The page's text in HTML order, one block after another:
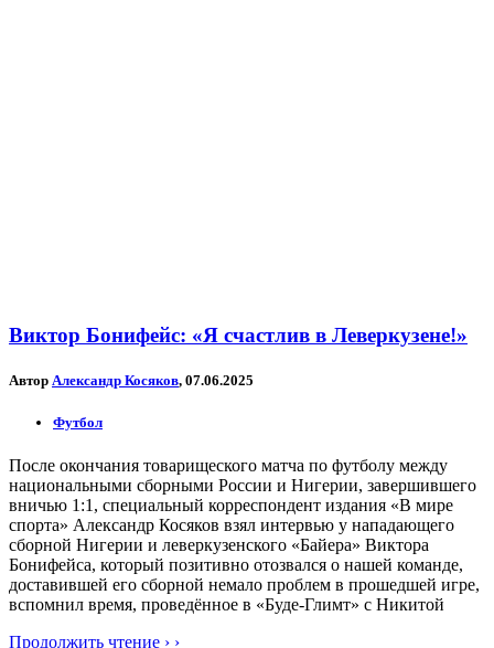
Виктор Бонифейс: «Я счастлив в Леверкузене!»
Автор Александр Косяков, 07.06.2025
Футбол
После окончания товарищеского матча по футболу между
национальными сборными России и Нигерии, завершившего
вничью 1:1, специальный корреспондент издания «В мире
спорта» Александр Косяков взял интервью у нападающего
сборной Нигерии и леверкузенского «Байера» Виктора
Бонифейса, который позитивно отозвался о нашей команде,
доставившей его сборной немало проблем в прошедшей игре,
вспомнил время, проведённое в «Буде-Глимт» с Никитой
Продолжить чтение › ›